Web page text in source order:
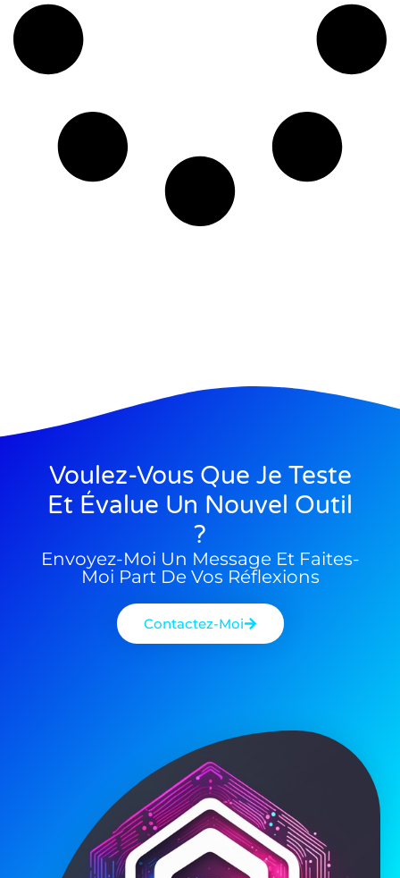
Voulez-Vous Que Je Teste
Et Évalue Un Nouvel Outil
?
Envoyez-Moi Un Message Et Faites-
Moi Part De Vos Réflexions
Contactez-Moi